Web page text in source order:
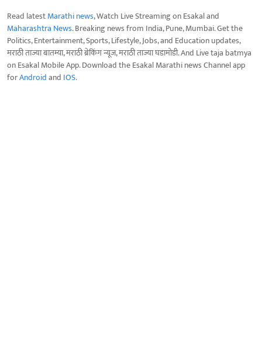
Read latestMarathi news, Watch Live Streaming on Esakal and
Maharashtra News. Breaking news from India, Pune, Mumbai. Get the
Politics, Entertainment, Sports, Lifestyle, Jobs, and Education updates,
मराठी ताज्या बातम्या, मराठी ब्रेकिंग न्यूज, मराठी ताज्या घडामोडी. And Live taja batmya
on Esakal Mobile App. Download the Esakal Marathi news Channel app
forAndroidand IOS.